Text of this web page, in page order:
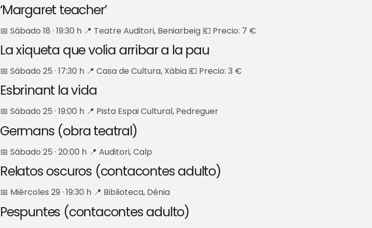
‘Margaret teacher’
📅 Sábado 18 · 19:30 h 📍 Teatre Auditori, Beniarbeig 💶 Precio: 7 €
La xiqueta que volia arribar a la pau
📅 Sábado 25 · 17:30 h 📍 Casa de Cultura, Xàbia 💶 Precio: 3 €
Esbrinant la vida
📅 Sábado 25 · 19:00 h 📍 Pista Espai Cultural, Pedreguer
Germans (obra teatral)
📅 Sábado 25 · 20:00 h 📍 Auditori, Calp
Relatos oscuros (contacontes adulto)
📅 Miércoles 29 · 19:30 h 📍 Biblioteca, Dénia
Pespuntes (contacontes adulto)